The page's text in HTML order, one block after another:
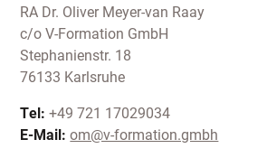
RA Dr. Oliver Meyer-van Raay
c/o V-Formation GmbH
Stephanienstr. 18
76133 Karlsruhe
Tel:+49 721 17029034
E-Mail: om@v-formation.gmbh